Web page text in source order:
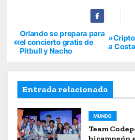
a
Orlando se prepara para
el concierto gratis de
Pitbull y Nacho
Entrada relacionada
MUNDO
Team